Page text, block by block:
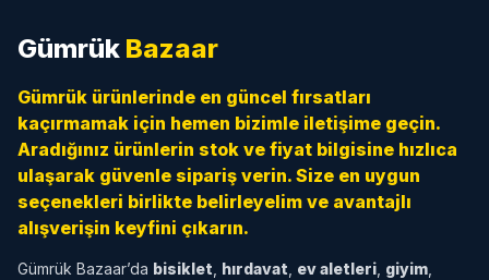
Gümrük Bazaar
Gümrük ürünlerinde en güncel fırsatları
kaçırmamak için hemen bizimle iletişime geçin.
Aradığınız ürünlerin stok ve fiyat bilgisine hızlıca
ulaşarak güvenle sipariş verin. Size en uygun
seçenekleri birlikte belirleyelim ve avantajlı
alışverişin keyfini çıkarın.
Gümrük Bazaar’da bisiklet hırdavat ev aletleri giyim